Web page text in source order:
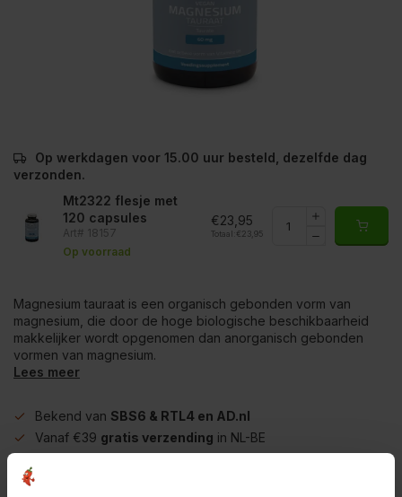
Op werkdagen voor 15.00 uur besteld, dezelfde dag
verzonden.
Mt2322 flesje met
120 capsules
Art# 18157
Op voorraad
€23,95
Totaal: €23,95
Magnesium tauraat is een organisch gebonden vorm van
magnesium, die door de hoge biologische beschikbaarheid
makkelijker wordt opgenomen dan anorganisch gebonden
vormen van magnesium.
Lees meer
Bekend van SBS6 & RTL4 en AD.nl
Vanaf €39 gratis verzending in NL-BE